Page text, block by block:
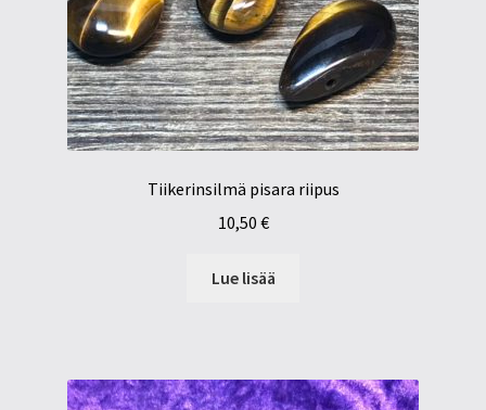
Tiikerinsilmä pisara riipus
10,50 €
Lue lisää